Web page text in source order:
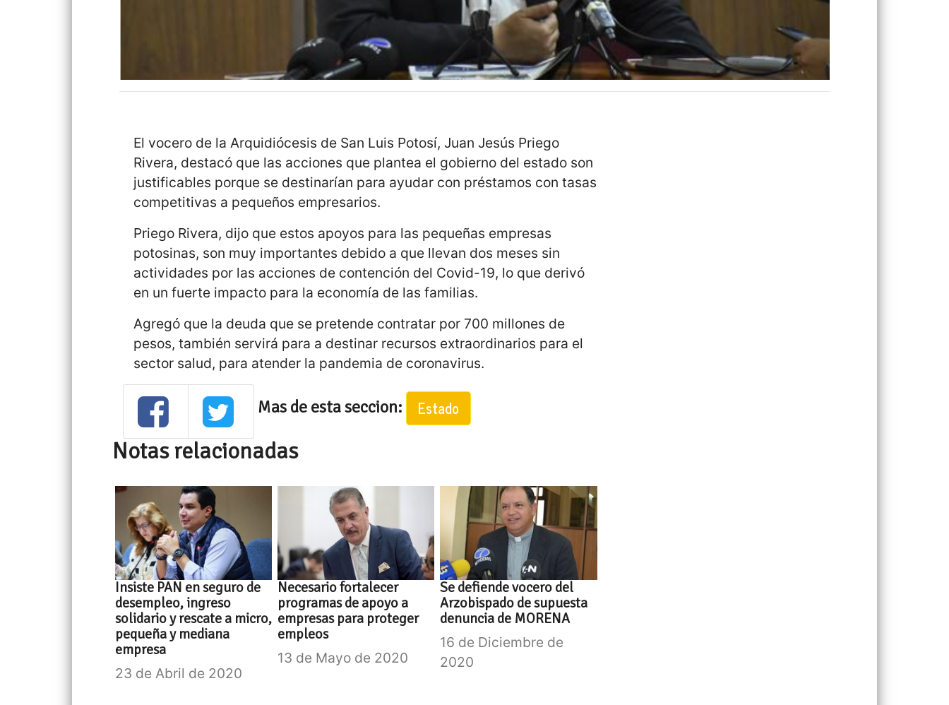
El vocero de la Arquidiócesis de San Luis Potosí, Juan Jesús Priego
Rivera, destacó que las acciones que plantea el gobierno del estado son
justificables porque se destinarían para ayudar con préstamos con tasas
competitivas a pequeños empresarios.
Priego Rivera, dijo que estos apoyos para las pequeñas empresas
potosinas, son muy importantes debido a que llevan dos meses sin
actividades por las acciones de contención del Covid-19, lo que derivó
en un fuerte impacto para la economía de las familias.
Agregó que la deuda que se pretende contratar por 700 millones de
pesos, también servirá para a destinar recursos extraordinarios para el
sector salud, para atender la pandemia de coronavirus.
Mas de esta seccion: Estado
Notas relacionadas
Insiste PAN en seguro de
desempleo, ingreso
solidario y rescate a micro,
pequeña y mediana
empresa
23 de Abril de 2020
Necesario fortalecer
programas de apoyo a
empresas para proteger
empleos
13 de Mayo de 2020
Se defiende vocero del
Arzobispado de supuesta
denuncia de MORENA
16 de Diciembre de
2020